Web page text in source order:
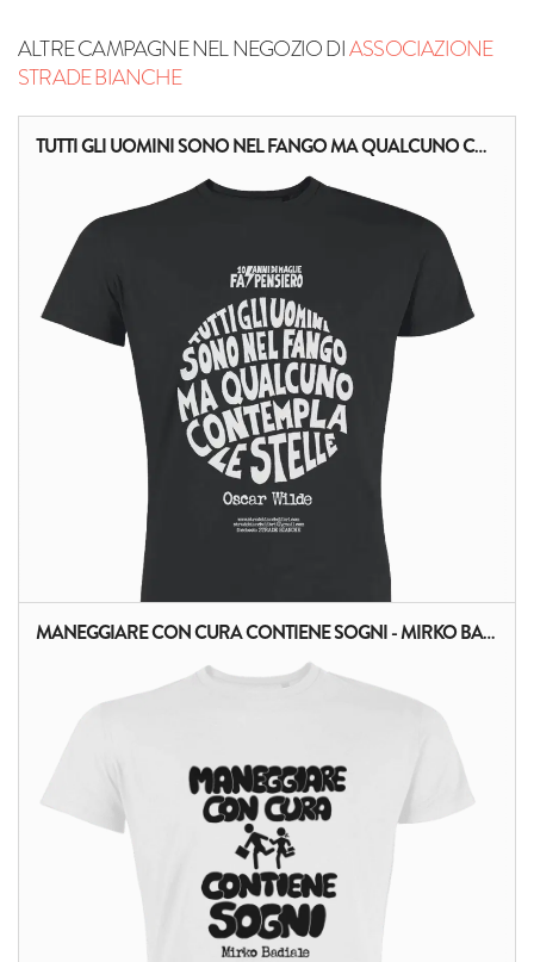
ALTRE CAMPAGNE NEL NEGOZIO DIASSOCIAZIONE
STRADE BIANCHE
TUTTI GLI UOMINI SONO NEL FANGO MA QUALCUNO CONTEMPLA LE STELLE - OSCAR WILDE
MANEGGIARE CON CURA CONTIENE SOGNI - MIRKO BADIALE